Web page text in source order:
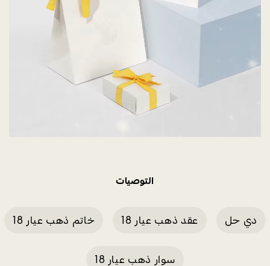
التوصيات
دي حل عقد ذهب عيار 18 خاتم ذهب عيار 18
سوار ذهب عيار 18